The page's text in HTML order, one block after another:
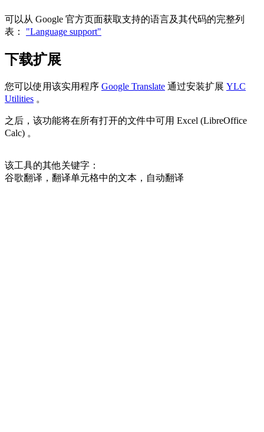
可以从 Google 官方页面获取支持的语言及其代码的完整列
表： "Language support"
下载扩展
您可以使用该实用程序 Google Translate 通过安装扩展 YLC
Utilities 。
之后，该功能将在所有打开的文件中可用 Excel (LibreOffice
Calc) 。
该工具的其他关键字：
谷歌翻译，翻译单元格中的文本，自动翻译